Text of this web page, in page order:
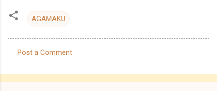
AGAMAKU
o
Post a Comment